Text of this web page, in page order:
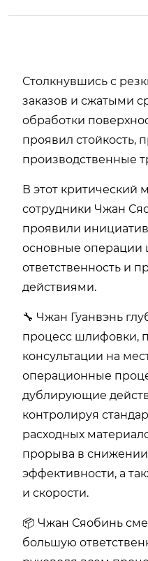
Столкнувшись с
заказов и сжатыми
обработки
проявил стойкость,
производственные
В этот
сотрудники Чжан
проявили
основные операции
ответственность и
действиями.
🔧 Чжан Гуанвэнь
процесс шлифовки,
консультации на
операционные
дублирующие
контролируя
расходных
прорыва в
эффективности, а
и скорости.
📦 Чжан Сяобинь
большую